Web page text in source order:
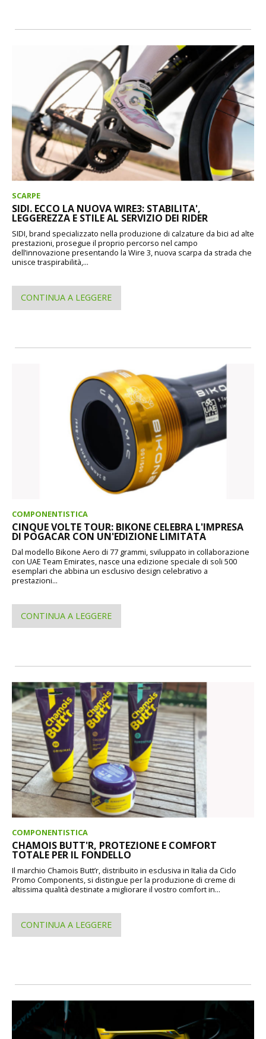
SCARPE
SIDI. ECCO LA NUOVA WIRE3: STABILITA',
LEGGEREZZA E STILE AL SERVIZIO DEI RIDER
SIDI, brand specializzato nella produzione di calzature da bici ad alte
prestazioni, prosegue il proprio percorso nel campo
dell’innovazione presentando la Wire 3, nuova scarpa da strada che
unisce traspirabilità,...
CONTINUA A LEGGERE
COMPONENTISTICA
CINQUE VOLTE TOUR: BIKONE CELEBRA L'IMPRESA
DI POGACAR CON UN'EDIZIONE LIMITATA
Dal modello Bikone Aero di 77 grammi, sviluppato in collaborazione
con UAE Team Emirates, nasce una edizione speciale di soli 500
esemplari che abbina un esclusivo design celebrativo a
prestazioni...
CONTINUA A LEGGERE
COMPONENTISTICA
CHAMOIS BUTT'R, PROTEZIONE E COMFORT
TOTALE PER IL FONDELLO
Il marchio Chamois Butt’r, distribuito in esclusiva in Italia da Ciclo
Promo Components, si distingue per la produzione di creme di
altissima qualità destinate a migliorare il vostro comfort in...
CONTINUA A LEGGERE